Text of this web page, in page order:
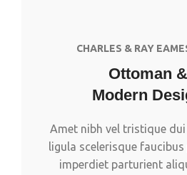
CHARLES & RAY
Ottoman &
Modern
Amet nibh vel tristique
ligula scelerisque
imperdiet parturient